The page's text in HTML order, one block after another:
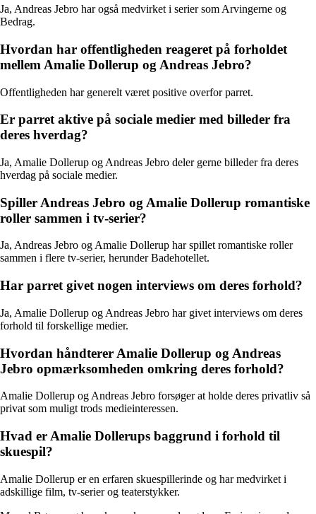
Ja, Andreas Jebro har også medvirket i serier som Arvingerne og
Bedrag.
Hvordan har offentligheden reageret på forholdet
mellem Amalie Dollerup og Andreas Jebro?
Offentligheden har generelt været positive overfor parret.
Er parret aktive på sociale medier med billeder fra
deres hverdag?
Ja, Amalie Dollerup og Andreas Jebro deler gerne billeder fra deres
hverdag på sociale medier.
Spiller Andreas Jebro og Amalie Dollerup romantiske
roller sammen i tv-serier?
Ja, Andreas Jebro og Amalie Dollerup har spillet romantiske roller
sammen i flere tv-serier, herunder Badehotellet.
Har parret givet nogen interviews om deres forhold?
Ja, Amalie Dollerup og Andreas Jebro har givet interviews om deres
forhold til forskellige medier.
Hvordan håndterer Amalie Dollerup og Andreas
Jebro opmærksomheden omkring deres forhold?
Amalie Dollerup og Andreas Jebro forsøger at holde deres privatliv så
privat som muligt trods medieinteressen.
Hvad er Amalie Dollerups baggrund i forhold til
skuespil?
Amalie Dollerup er en erfaren skuespillerinde og har medvirket i
adskillige film, tv-serier og teaterstykker.